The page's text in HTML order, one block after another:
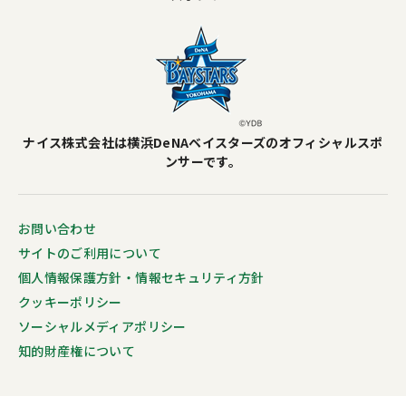
ナイス株式会社は横浜DeNAベイスターズのオフィシャルスポ
ンサーです。
お問い合わせ
サイトのご利用について
個人情報保護方針・情報セキュリティ方針
クッキーポリシー
ソーシャルメディアポリシー
知的財産権について